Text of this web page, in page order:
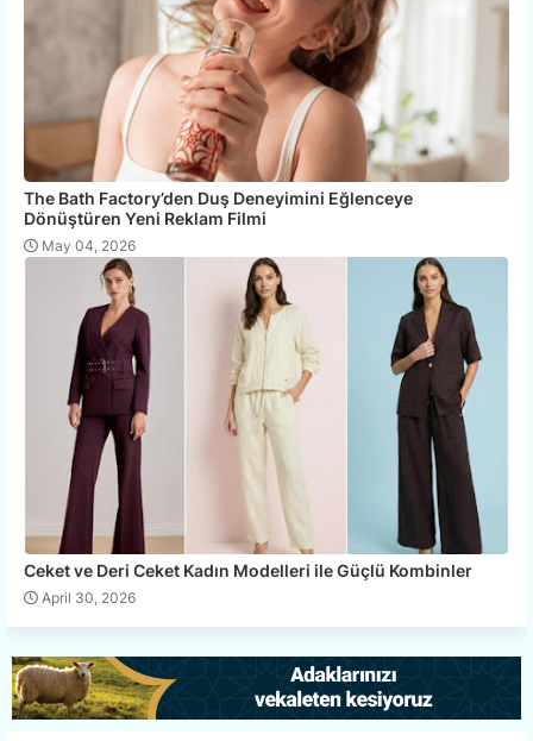
The Bath Factory’den Duş Deneyimini Eğlenceye
Dönüştüren Yeni Reklam Filmi
May 04, 2026
Ceket ve Deri Ceket Kadın Modelleri ile Güçlü Kombinler
April 30, 2026